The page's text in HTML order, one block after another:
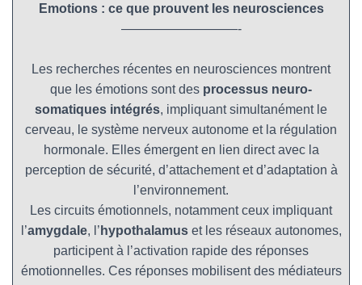
Emotions: ce que prouvent les neurosciences
—————————-
Les recherches récentes en neurosciences montrent
que les émotions sont des processus neuro-
somatiques intégrés, impliquant simultanément le
cerveau, le système nerveux autonome et la régulation
hormonale. Elles émergent en lien direct avec la
perception de sécurité, d’attachement et d’adaptation à
l’environnement.
Les circuits émotionnels, notamment ceux impliquant
l’amygdale, l’ hypothalamuset les réseaux autonomes,
participent à l’activation rapide des réponses
émotionnelles. Ces réponses mobilisent des médiateurs